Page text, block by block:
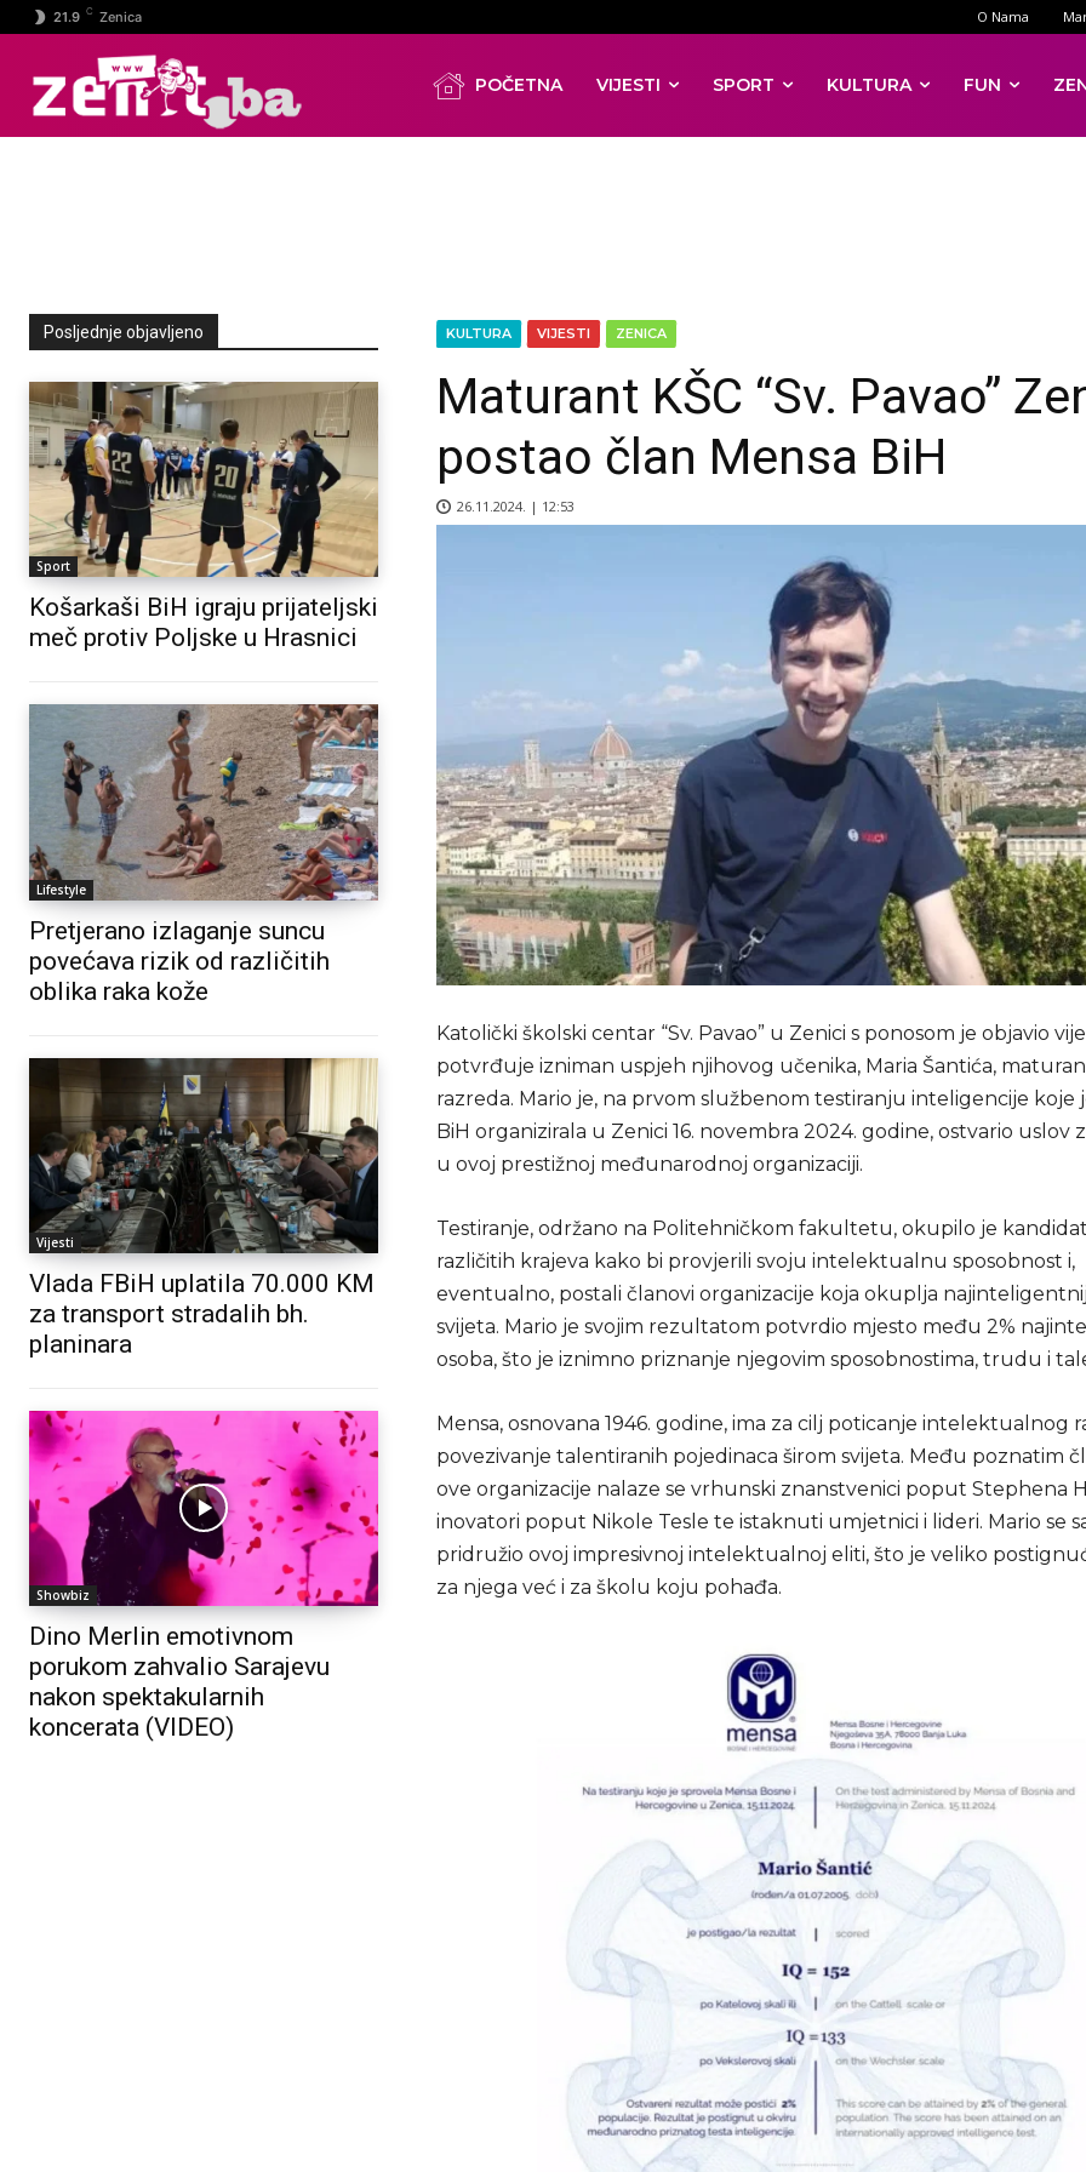
21.9 C Zenica O Nama
POČETNA VIJESTI SPORT KULTURA FUN
Posljednje objavljeno
Sport
Košarkaši BiH igraju prijateljski
meč protiv Poljske u Hrasnici
Lifestyle
Pretjerano izlaganje suncu
povećava rizik od različitih
oblika raka kože
Vijesti
Vlada FBiH uplatila 70.000 KM
za transport stradalih bh.
planinara
Showbiz
Dino Merlin emotivnom
porukom zahvalio Sarajevu
nakon spektakularnih
koncerata (VIDEO)
KULTURA VIJESTI ZENICA
Maturant KŠC “Sv. Pavao”
postao član Mensa BiH
26.11.2024. | 12:53
Katolički školski centar “Sv. Pavao” u Zenici s ponosom je objavio
potvrđuje izniman uspjeh njihovog učenika, Maria Šantića,
razreda. Mario je, na prvom službenom testiranju inteligencije koje
BiH organizirala u Zenici 16. novembra 2024. godine, ostvario uslov
u ovoj prestižnoj međunarodnoj organizaciji.
Testiranje, održano na Politehničkom fakultetu, okupilo je
različitih krajeva kako bi provjerili svoju intelektualnu sposobnost i,
eventualno, postali članovi organizacije koja okuplja
svijeta. Mario je svojim rezultatom potvrdio mjesto među 2%
osoba, što je iznimno priznanje njegovim sposobnostima, trudu i
Mensa, osnovana 1946. godine, ima za cilj poticanje intelektualnog
povezivanje talentiranih pojedinaca širom svijeta. Među poznatim
ove organizacije nalaze se vrhunski znanstvenici poput Stephena
inovatori poput Nikole Tesle te istaknuti umjetnici i lideri. Mario se
pridružio ovoj impresivnoj intelektualnoj eliti, što je veliko
za njega već i za školu koju pohađa.